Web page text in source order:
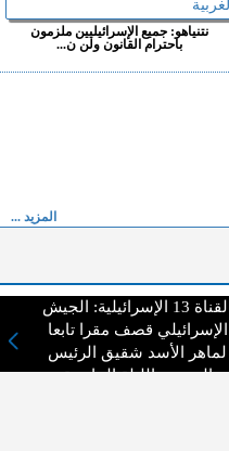
نتنياهو: جميع الإسرائيليين ملزمون
باحترام القانون ولن ن...
المزيد ...
القناة 13 الإسرائيلية: الجيش
الإسرائيلي قصف مقرا تابعا
لماهر الأسد شقيق الرئيس
السوري الليلة الماضية